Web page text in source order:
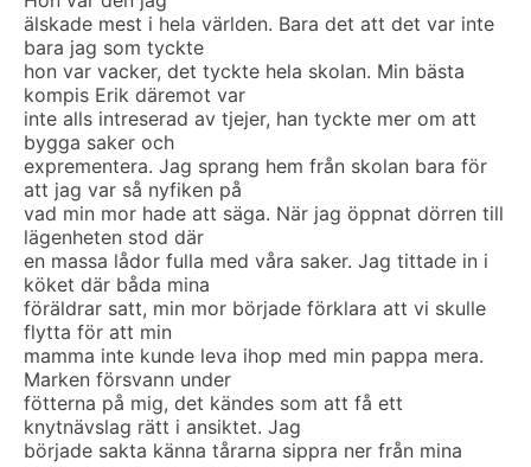
älskade mest i hela världen. Bara det att det var inte
bara jag som tyckte
hon var vacker, det tyckte hela skolan. Min bästa
kompis Erik däremot var
inte alls intreserad av tjejer, han tyckte mer om att
bygga saker och
exprementera. Jag sprang hem från skolan bara för
att jag var så nyfiken på
vad min mor hade att säga. När jag öppnat dörren till
lägenheten stod där
en massa lådor fulla med våra saker. Jag tittade in i
köket där båda mina
föräldrar satt, min mor började förklara att vi skulle
flytta för att min
mamma inte kunde leva ihop med min pappa mera.
Marken försvann under
fötterna på mig, det kändes som att få ett
knytnävslag rätt i ansiktet. Jag
började sakta känna tårarna sippra ner från mina